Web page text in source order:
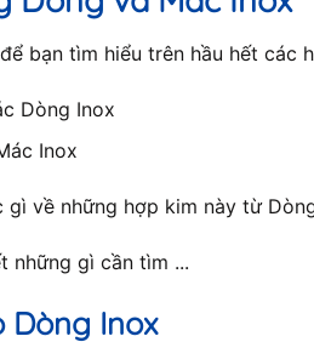
bạn tìm hiểu trên hầu hết các
Dòng Inox
Inox
gì về những hợp kim này từ
những gì cần tìm ...
Dòng Inox